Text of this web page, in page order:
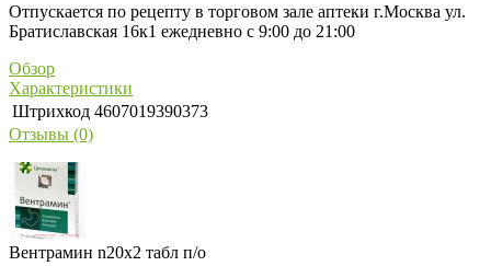
Отпускается по рецепту в торговом зале аптеки г.Москва ул.
Братиславская 16к1 ежедневно с 9:00 до 21:00
Обзор
Характеристики
Штрихкод 4607019390373
Отзывы (0)
Вентрамин n20х2 табл п/о